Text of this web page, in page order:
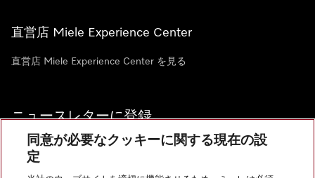
直営店 Miele Experience Center
直営店 Miele Experience Center を見る
ニュースレターに登録
同意が必要なクッキーに関する現在の設
定